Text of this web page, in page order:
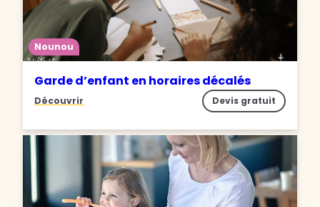
Nounou
Garde d’enfant en horaires décalés
Découvrir Devis gratuit